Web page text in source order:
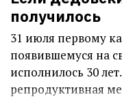
получилось
31 июля первому
появившемуся на
исполнилось 30
репродуктивная